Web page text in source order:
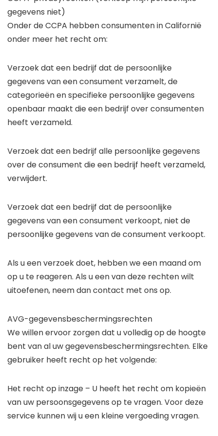
gegevens niet)
Onder de CCPA hebben consumenten in Californië
onder meer het recht om:
Verzoek dat een bedrijf dat de persoonlijke
gegevens van een consument verzamelt, de
categorieën en specifieke persoonlijke gegevens
openbaar maakt die een bedrijf over consumenten
heeft verzameld.
Verzoek dat een bedrijf alle persoonlijke gegevens
over de consument die een bedrijf heeft verzameld,
verwijdert.
Verzoek dat een bedrijf dat de persoonlijke
gegevens van een consument verkoopt, niet de
persoonlijke gegevens van de consument verkoopt.
Als u een verzoek doet, hebben we een maand om
op u te reageren. Als u een van deze rechten wilt
uitoefenen, neem dan contact met ons op.
AVG-gegevensbeschermingsrechten
We willen ervoor zorgen dat u volledig op de hoogte
bent van al uw gegevensbeschermingsrechten. Elke
gebruiker heeft recht op het volgende:
Het recht op inzage – U heeft het recht om kopieën
van uw persoonsgegevens op te vragen. Voor deze
service kunnen wij u een kleine vergoeding vragen.